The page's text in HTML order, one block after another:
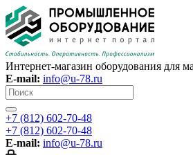
Интернет-магазин оборудования для
E-mail: info@u-78.ru
+7 (812) 602-70-48
+7 (812) 602-70-48
E-mail: info@u-78.ru